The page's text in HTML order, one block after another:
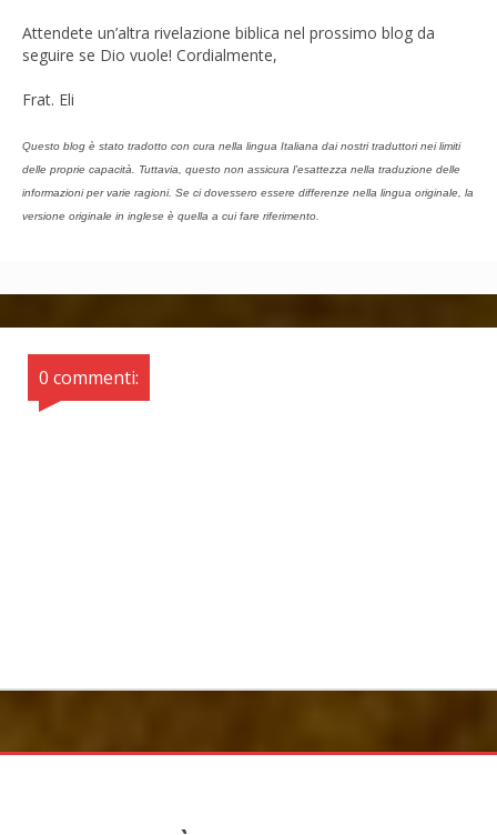
Attendete un’altra rivelazione biblica nel prossimo blog da
seguire se Dio vuole! Cordialmente,
Frat. Eli
Questo blog è stato tradotto con cura nella lingua Italiana dai nostri traduttori nei limiti
delle proprie capacità. Tuttavia, questo non assicura l’esattezza nella traduzione delle
informazioni per varie ragioni. Se ci dovessero essere differenze nella lingua originale, la
versione originale in inglese è quella a cui fare riferimento.
0 commenti: